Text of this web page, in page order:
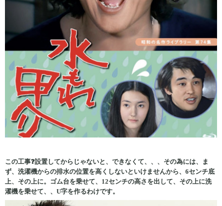
この工事❓設置してからじゃないと、できなくて、、、その為には、ま
ず、洗濯機からの排水の位置を高くしないといけませんから、6センチ底
上、その上に。ゴム台を乗せて、12センチの高さを出して、その上に洗
濯機を乗せて、、U字を作るわけです。